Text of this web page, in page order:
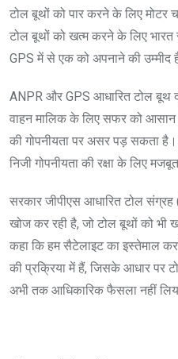
टोल बूथों को पार करने के लिए मोटर
टोल बूथों को खत्म करने के लिए भारत
GPS में से एक को अपनाने की उम्मीद
ANPR और GPS आधारित टोल बूथ
वाहन मालिक के लिए सफर को आसान
की गोपनीयता पर असर पड़ सकता
निजी गोपनीयता की रक्षा के लिए
सरकार जीपीएस आधारित टोल
खोज कर रही है, जो टोल बूथों को
कहा कि हम सैटेलाइट का इस्तेमाल
की प्रक्रिया में हैं, जिसके आधार पर
अभी तक आधिकारिक फैसला नहीं